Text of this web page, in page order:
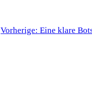
Vorherige:Eine klare